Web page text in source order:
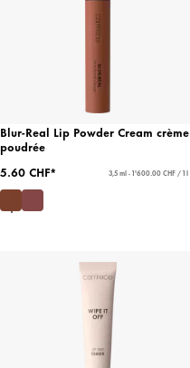
Blur-Real Lip Powder Cream crème
poudrée
5.60 CHF*
3,5 ml - 1'600.00 CHF / 1 l